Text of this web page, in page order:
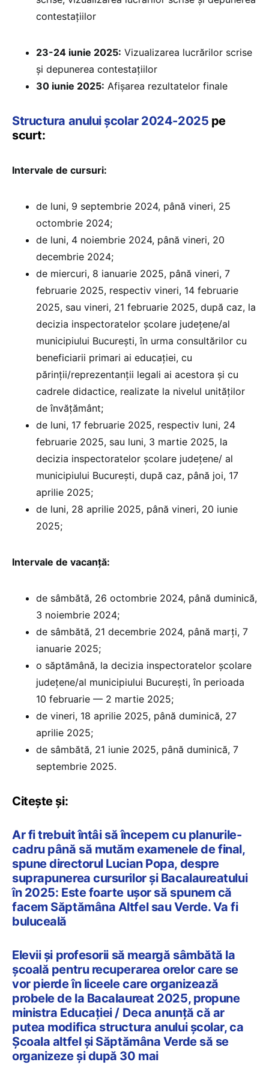
contestațiilor
23-24 iunie 2025: Vizualizarea lucrărilor scrise
și depunerea contestațiilor
30 iunie 2025: ⁠Afișarea rezultatelor finale
Structura anului școlar 2024-2025 pe
scurt:
Intervale de cursuri:
de luni, 9 septembrie 2024, până vineri, 25
octombrie 2024;
de luni, 4 noiembrie 2024, până vineri, 20
decembrie 2024;
de miercuri, 8 ianuarie 2025, până vineri, 7
februarie 2025, respectiv vineri, 14 februarie
2025, sau vineri, 21 februarie 2025, după caz, la
decizia inspectoratelor școlare județene/al
municipiului București, în urma consultărilor cu
beneficiarii primari ai educației, cu
părinții/reprezentanții legali ai acestora și cu
cadrele didactice, realizate la nivelul unităților
de învățământ;
de luni, 17 februarie 2025, respectiv luni, 24
februarie 2025, sau luni, 3 martie 2025, la
decizia inspectoratelor școlare județene/ al
municipiului București, după caz, până joi, 17
aprilie 2025;
de luni, 28 aprilie 2025, până vineri, 20 iunie
2025;
Intervale de vacanță:
de sâmbătă, 26 octombrie 2024, până duminică,
3 noiembrie 2024;
de sâmbătă, 21 decembrie 2024, până marți, 7
ianuarie 2025;
o săptămână, la decizia inspectoratelor școlare
județene/al municipiului București, în perioada
10 februarie — 2 martie 2025;
de vineri, 18 aprilie 2025, până duminică, 27
aprilie 2025;
de sâmbătă, 21 iunie 2025, până duminică, 7
septembrie 2025.
Citește și:
Ar fi trebuit întâi să începem cu planurile-
cadru până să mutăm examenele de final,
spune directorul Lucian Popa, despre
suprapunerea cursurilor și Bacalaureatului
în 2025: Este foarte ușor să spunem că
facem Săptămâna Altfel sau Verde. Va fi
buluceală
Elevii și profesorii să meargă sâmbătă la
școală pentru recuperarea orelor care se
vor pierde în liceele care organizează
probele de la Bacalaureat 2025, propune
ministra Educației / Deca anunță că ar
putea modifica structura anului școlar, ca
Școala altfel și Săptămâna Verde să se
organizeze și după 30 mai